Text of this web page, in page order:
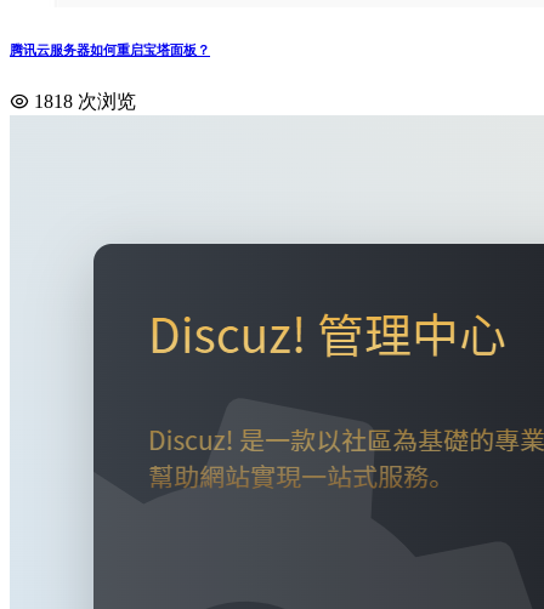
腾讯云服务器如何重启宝塔面板？
1818 次浏览